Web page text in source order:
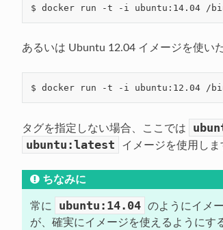
あるいは Ubuntu 12.04 イメージを使い
タグを指定しない場合、ここでは
ubuntu:latest イメージを使用しま
ちなみに
常に ubuntu:14.04
のようにイメ
が、確実にイメージを使えるようにす